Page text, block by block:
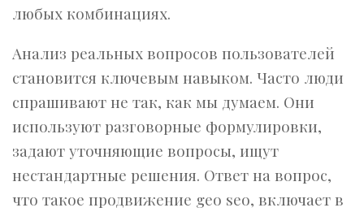
любых комбинациях.
Анализ реальных вопросов пользователей
становится ключевым навыком. Часто люди
спрашивают не так, как мы думаем. Они
используют разговорные формулировки,
задают уточняющие вопросы, ищут
нестандартные решения. Ответ на вопрос,
что такое продвижение geo seo, включает в